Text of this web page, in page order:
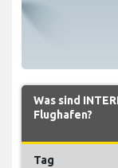
Was sind
Flughafen?
Tag